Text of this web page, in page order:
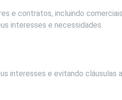
e contratos, incluindo
interesses e necessidades.
interesses e evitando cláusulas